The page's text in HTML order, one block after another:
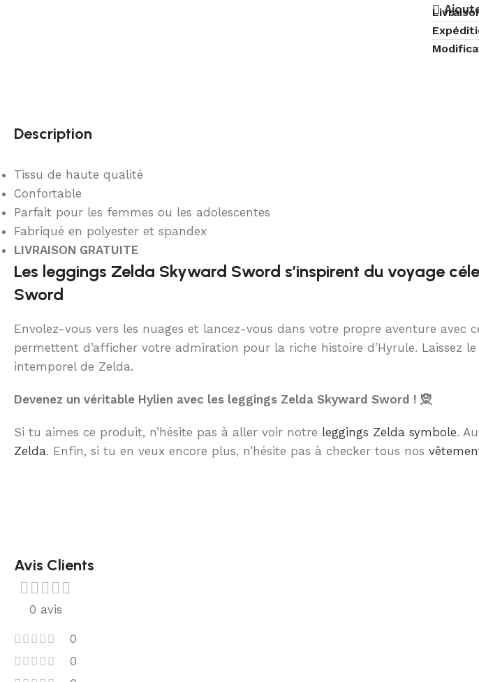
Description
Tissu de haute qualité
Confortable
Parfait pour les femmes ou les adolescentes
Fabriqué en polyester et spandex
LIVRAISON GRATUITE
Les leggings Zelda Skyward Sword s’inspirent du voyage
Sword
Envolez-vous vers les nuages et lancez-vous dans votre propre aventure avec
permettent d’afficher votre admiration pour la riche histoire d’Hyrule. Laissez
intemporel de Zelda.
Devenez un véritable Hylien avec les leggings Zelda Skyward Sword ! 🧝
Si tu aimes ce produit, n’hésite pas à aller voir notre leggings Zelda symbole.
Zelda. Enfin, si tu en veux encore plus, n’hésite pas à checker tous nos
Avis Clients
0 avis
0
0